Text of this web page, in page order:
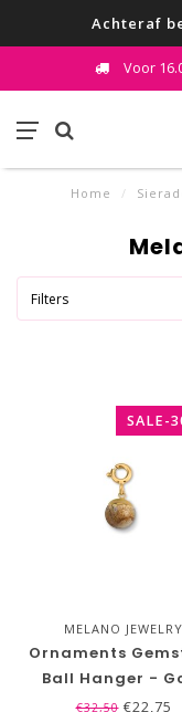
Achteraf
Voor
Home /
Filters
SALE-
MELANO JEWELRY
Ornaments
Ball Hanger -
plated zilver
€32,50€22,75